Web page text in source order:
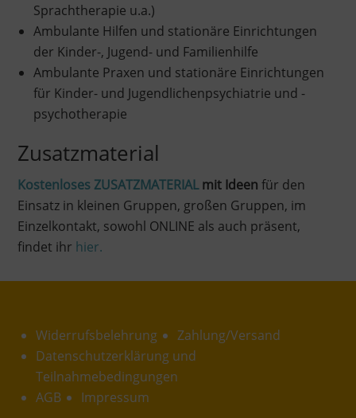
Sprachtherapie u.a.)
Ambulante Hilfen und stationäre Einrichtungen
der Kinder-, Jugend- und Familienhilfe
Ambulante Praxen und stationäre Einrichtungen
für Kinder- und Jugendlichenpsychiatrie und -
psychotherapie
Zusatzmaterial
Kostenloses ZUSATZMATERIALmit Ideen für den
Einsatz in kleinen Gruppen, großen Gruppen, im
Einzelkontakt, sowohl ONLINE als auch präsent,
findet ihr hier.
Widerrufsbelehrung
Zahlung/Versand
Datenschutzerklärung und
Teilnahmebedingungen
AGB
Impressum